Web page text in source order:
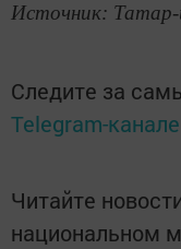
Источник:
Следите за
Telegram-канале
Читайте
национальном